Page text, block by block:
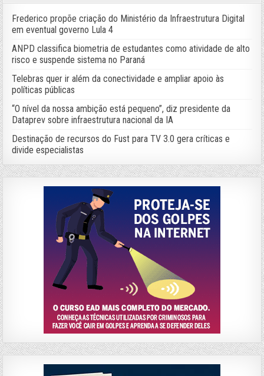
Frederico propõe criação do Ministério da Infraestrutura Digital
em eventual governo Lula 4
ANPD classifica biometria de estudantes como atividade de alto
risco e suspende sistema no Paraná
Telebras quer ir além da conectividade e ampliar apoio às
políticas públicas
“O nível da nossa ambição está pequeno”, diz presidente da
Dataprev sobre infraestrutura nacional da IA
Destinação de recursos do Fust para TV 3.0 gera críticas e
divide especialistas